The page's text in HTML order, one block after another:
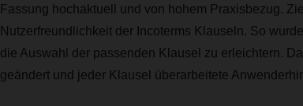
Fassung hochaktuell und von hohem Praxisbezug.
Nutzerfreundlichkeit der Incoterms Klauseln. So
die Auswahl der passenden Klausel zu erleichtern.
geändert und jeder Klausel überarbeitete